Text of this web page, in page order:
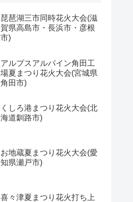
琵琶湖三市同時花火大会(滋
賀県高島市・長浜市・彦根
市)
アルプスアルパイン角田工
場夏まつり花火大会(宮城県
角田市)
くしろ港まつり花火大会(北
海道釧路市)
お地蔵夏まつり花火大会(愛
知県瀬戸市)
喜々津夏まつり花火打ち上